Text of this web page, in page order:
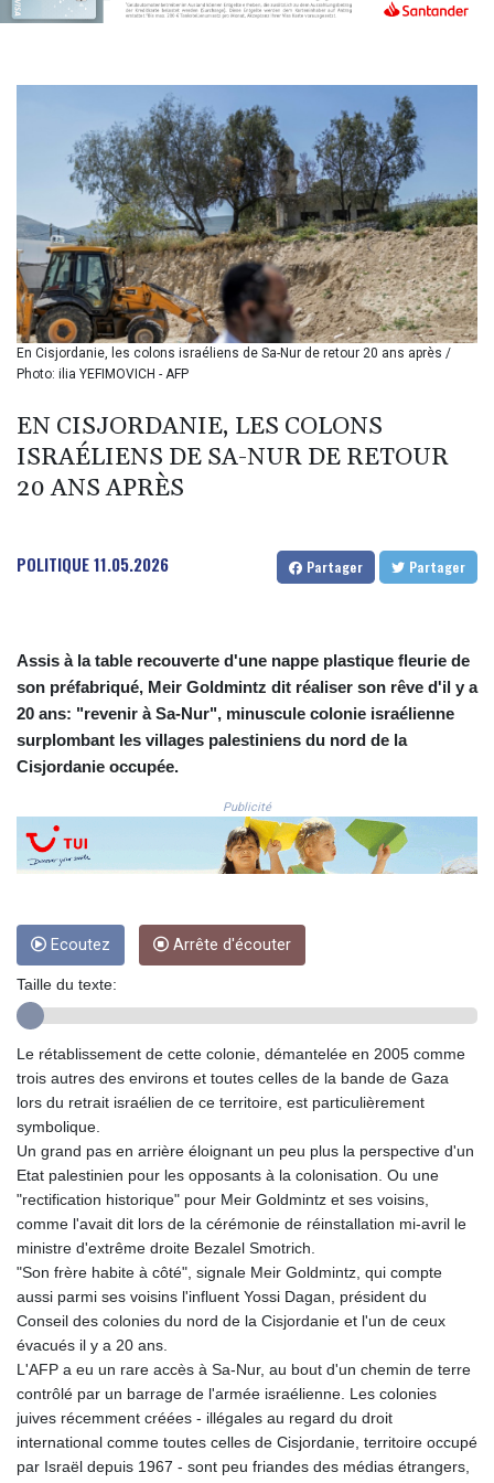
BIF 3453.955207
BRL 5.876989
BSD 1.155995
BTN 110.001186
BWP 15.603479
BYN 3.442212
BYR
22660.258427
BZD 2.324897
CAD 1.613446
CDF
2615.761404
CLP
CNY 7.801146
CRC 525.509359
CUC 1.156136
CZK 24.258158
DJF 205.46888
DKK 7.477932
DOP 67.345355
ERN 17.342035
ETB 184.982115
FJD 2.553384
FKP 0.859288
GEL 3.017966
GGP 0.859288
GMD 84.980421
GNF
10145.090599
GTQ 8.820142
HKD 9.067746
HNL 31.077375
HRK 7.536622
HTG 151.150865
HUF 363.096405
IDR
20580.370421
ILS 3.468234
INR 109.992259
IQD
1515.115748
IRR
1590322.371805
En Cisjordanie, les colons israéliens de Sa-Nur de retour 20 ans après /
Photo: ilia YEFIMOVICH - AFP
EN CISJORDANIE, LES COLONS
ISRAÉLIENS DE SA-NUR DE RETOUR
20 ANS APRÈS
POLITIQUE11.05.2026 Partager Partager
Assis à la table recouverte d'une nappe plastique fleurie de
son préfabriqué, Meir Goldmintz dit réaliser son rêve d'il y a
20 ans: "revenir à Sa-Nur", minuscule colonie israélienne
surplombant les villages palestiniens du nord de la
Cisjordanie occupée.
Publicité
Ecoutez Arrête d'écouter
Taille du texte:
Le rétablissement de cette colonie, démantelée en 2005 comme
trois autres des environs et toutes celles de la bande de Gaza
lors du retrait israélien de ce territoire, est particulièrement
symbolique.
Un grand pas en arrière éloignant un peu plus la perspective d'un
Etat palestinien pour les opposants à la colonisation. Ou une
"rectification historique" pour Meir Goldmintz et ses voisins,
comme l'avait dit lors de la cérémonie de réinstallation mi-avril le
ministre d'extrême droite Bezalel Smotrich.
"Son frère habite à côté", signale Meir Goldmintz, qui compte
aussi parmi ses voisins l'influent Yossi Dagan, président du
Conseil des colonies du nord de la Cisjordanie et l'un de ceux
évacués il y a 20 ans.
L'AFP a eu un rare accès à Sa-Nur, au bout d'un chemin de terre
contrôlé par un barrage de l'armée israélienne. Les colonies
juives récemment créées - illégales au regard du droit
international comme toutes celles de Cisjordanie, territoire occupé
par Israël depuis 1967 - sont peu friandes des médias étrangers,